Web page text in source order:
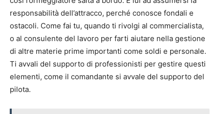
responsabilità dell’attracco, perché conosce fondali e
ostacoli. Come fai tu, quando ti rivolgi al commercialista,
o al consulente del lavoro per farti aiutare nella gestione
di altre materie prime importanti come soldi e personale.
Ti avvali del supporto di professionisti per gestire questi
elementi, come il comandante si avvale del supporto del
pilota.